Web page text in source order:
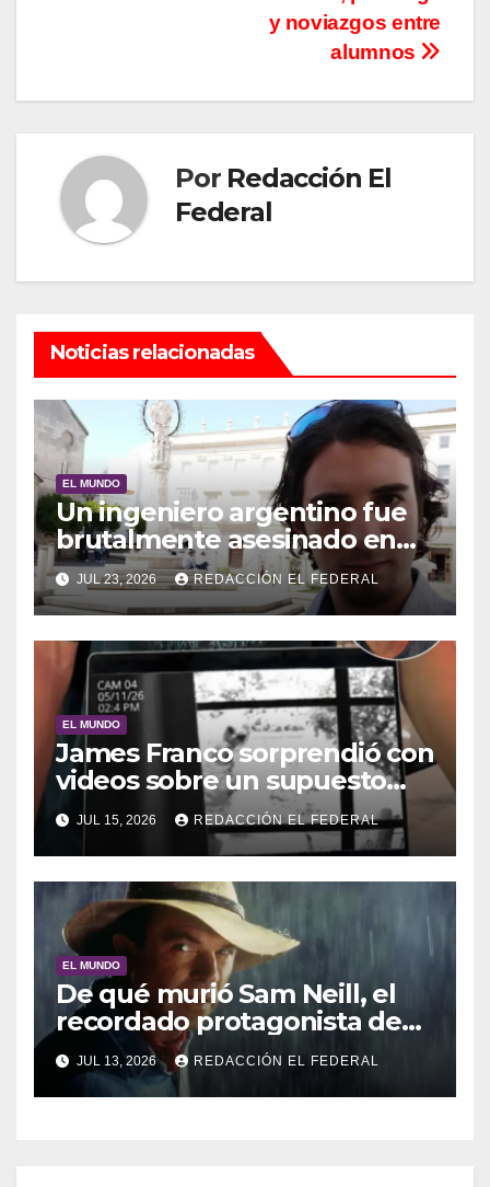
y noviazgos entre
alumnos
Por Redacción El
Federal
Noticias relacionadas
EL MUNDO
Un ingeniero argentino fue
brutalmente asesinado en
Madrid por un hombre que
sospechaba que era el
amante de su esposa
JUL 23, 2026 REDACCIÓN EL FEDERAL
EL MUNDO
James Franco sorprendió con
videos sobre un supuesto
encuentro con un ser
extraterrestre
JUL 15, 2026 REDACCIÓN EL FEDERAL
EL MUNDO
De qué murió Sam Neill, el
recordado protagonista de
Jurassic Park
JUL 13, 2026 REDACCIÓN EL FEDERAL